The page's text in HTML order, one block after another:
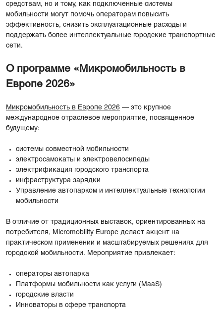
средствам, но и тому, как подключенные системы
мобильности могут помочь операторам повысить
эффективность, снизить эксплуатационные расходы и
поддержать более интеллектуальные городские транспортные
сети.
О программе «Микромобильность в
Европе 2026»
Микромобильность в Европе 2026 — это крупное
международное отраслевое мероприятие, посвященное
будущему:
системы совместной мобильности
электросамокаты и электровелосипеды
электрификация городского транспорта
инфраструктура зарядки
Управление автопарком и интеллектуальные технологии
мобильности
В отличие от традиционных выставок, ориентированных на
потребителя, Micromobility Europe делает акцент на
практическом применении и масштабируемых решениях для
городской мобильности. Мероприятие привлекает:
операторы автопарка
Платформы мобильности как услуги (MaaS)
городские власти
Инноваторы в сфере транспорта